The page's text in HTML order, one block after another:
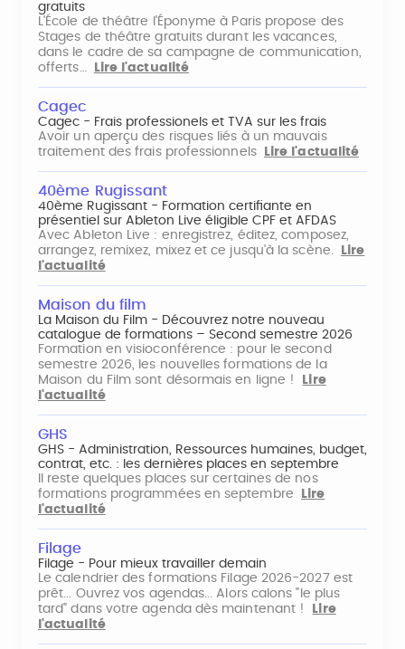
gratuits
L'École de théâtre l'Éponyme à Paris propose des
Stages de théâtre gratuits durant les vacances,
dans le cadre de sa campagne de communication,
offerts…
Lire l'actualité
Cagec
Cagec - Frais professionels et TVA sur les frais
Avoir un aperçu des risques liés à un mauvais
traitement des frais professionnels
Lire l'actualité
40ème Rugissant
40ème Rugissant - Formation certifiante en
présentiel sur Ableton Live éligible CPF et AFDAS
Avec Ableton Live : enregistrez, éditez, composez,
arrangez, remixez, mixez et ce jusqu'à la scène.
Lire
l'actualité
Maison du film
La Maison du Film - Découvrez notre nouveau
catalogue de formations – Second semestre 2026
Formation en visioconférence : pour le second
semestre 2026, les nouvelles formations de la
Maison du Film sont désormais en ligne !
Lire
l'actualité
GHS
GHS - Administration, Ressources humaines, budget,
contrat, etc. : les dernières places en septembre
Il reste quelques places sur certaines de nos
formations programmées en septembre
Lire
l'actualité
Filage
Filage - Pour mieux travailler demain
Le calendrier des formations Filage 2026-2027 est
prêt... Ouvrez vos agendas... Alors calons "le plus
tard" dans votre agenda dès maintenant !
Lire
l'actualité